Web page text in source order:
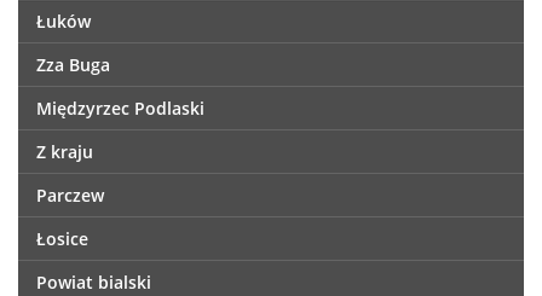
Łuków
Zza Buga
Międzyrzec Podlaski
Z kraju
Parczew
Łosice
Powiat bialski